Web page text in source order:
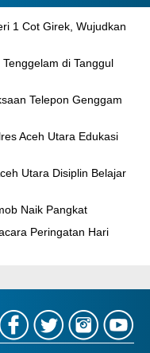
1 Cot Girek, Wujudkan
di Tanggul
Telepon Genggam
Aceh Utara Edukasi
Utara Disiplin Belajar
Naik Pangkat
Peringatan Hari